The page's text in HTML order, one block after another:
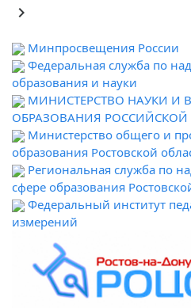
keyboard_arrow_right
Минпросвещения России
Федеральная служба по
образования и науки
МИНИСТЕРСТВО НАУКИ И
ОБРАЗОВАНИЯ РОССИЙСКОЙ
Министерство общего и
образования Ростовской
Региональная служба по
сфере образования
Федеральный институт
измерений